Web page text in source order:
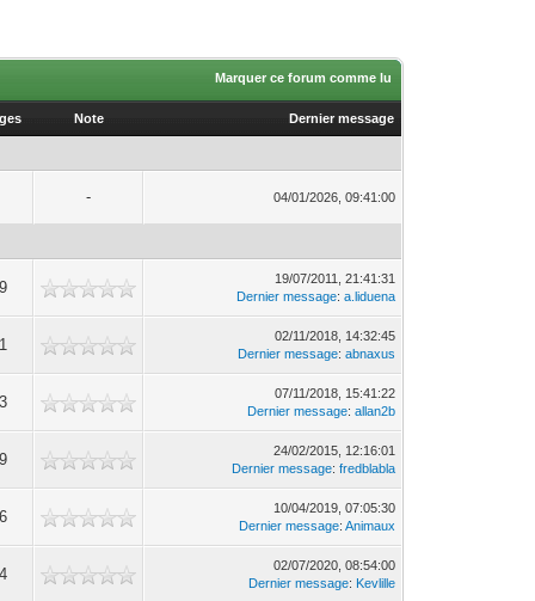
Marquer ce forum comme lu
Note Dernier message
- 04/01/2026, 09:41:00
19/07/2011, 21:41:31
Dernier message:a.liduena
02/11/2018, 14:32:45
Dernier message:abnaxus
07/11/2018, 15:41:22
Dernier message:allan2b
24/02/2015, 12:16:01
Dernier message:fredblabla
10/04/2019, 07:05:30
Dernier message:Animaux
02/07/2020, 08:54:00
Dernier message: Kevlille